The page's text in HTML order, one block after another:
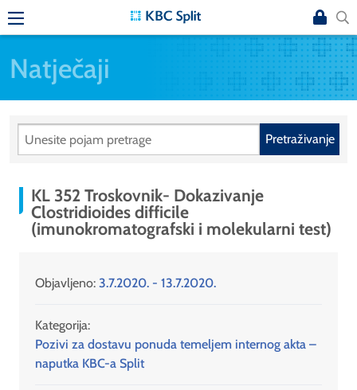
Natječaji
Pretraživanje
KL 352 Troskovnik- Dokazivanje
Clostridioides difficile
(imunokromatografski i molekularni test)
Objavljeno: 3.7.2020. - 13.7.2020.
Kategorija:
Pozivi za dostavu ponuda temeljem internog akta –
naputka KBC-a Split